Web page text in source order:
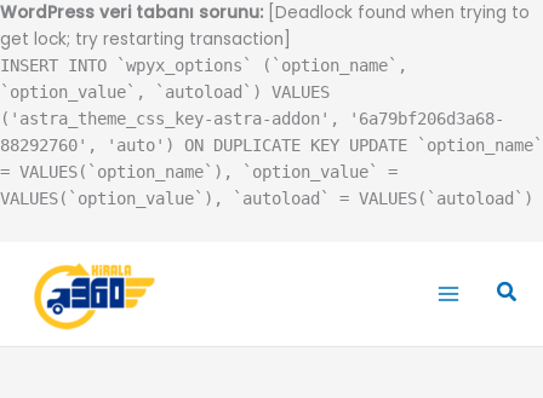
WordPress veri tabanı sorunu: [Deadlock found when trying to
get lock; try restarting transaction]
INSERT INTO `wpyx_options` (`option_name`,
`option_value`, `autoload`) VALUES
('astra_theme_css_key-astra-addon', '6a79bf206d3a68-
88292760', 'auto') ON DUPLICATE KEY UPDATE `option_name`
= VALUES(`option_name`), `option_value` =
VALUES(`option_value`), `autoload` = VALUES(`autoload`)